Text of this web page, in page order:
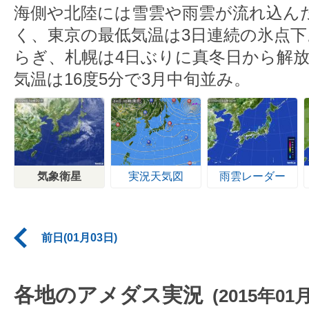
海側や北陸には雪雲や雨雲が流れ込ん
く、東京の最低気温は3日連続の氷点
らぎ、札幌は4日ぶりに真冬日から解
気温は16度5分で3月中旬並み。
気象衛星 実況天気図 雨雲レーダー
前日(01月03日)
各地のアメダス実況 (2015年01